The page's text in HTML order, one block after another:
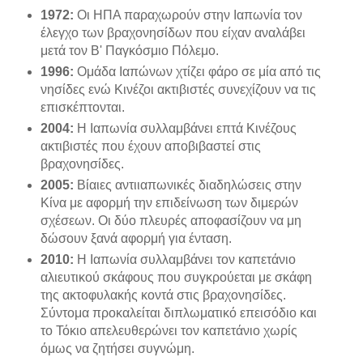
1972: Οι ΗΠΑ παραχωρούν στην Ιαπωνία τον
έλεγχο των βραχονησίδων που είχαν αναλάβει
μετά τον Β' Παγκόσμιο Πόλεμο.
1996: Ομάδα Ιαπώνων χτίζει φάρο σε μία από τις
νησίδες ενώ Κινέζοι ακτιβιστές συνεχίζουν να τις
επισκέπτονται.
2004: Η Ιαπωνία συλλαμβάνει επτά Κινέζους
ακτιβιστές που έχουν αποβιβαστεί στις
βραχονησίδες.
2005: Βίαιες αντιιαπωνικές διαδηλώσεις στην
Κίνα με αφορμή την επιδείνωση των διμερών
σχέσεων. Οι δύο πλευρές αποφασίζουν να μη
δώσουν ξανά αφορμή για ένταση.
2010: Η Ιαπωνία συλλαμβάνει τον καπετάνιο
αλιευτικού σκάφους που συγκρούεται με σκάφη
της ακτοφυλακής κοντά στις βραχονησίδες.
Σύντομα προκαλείται διπλωματικό επεισόδιο και
το Τόκιο απελευθερώνει τον καπετάνιο χωρίς
όμως να ζητήσει συγνώμη.